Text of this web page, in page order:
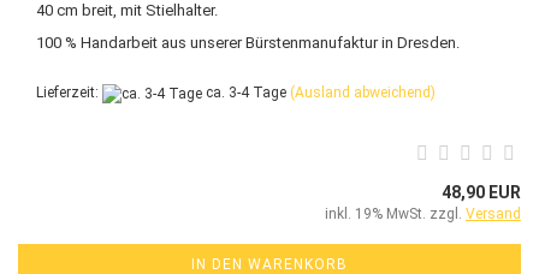
40 cm breit, mit Stielhalter.
100 % Handarbeit aus unserer Bürstenmanufaktur in Dresden.
Lieferzeit: ca. 3-4 Tage (Ausland abweichend)
48,90 EUR
inkl. 19% MwSt. zzgl. Versand
IN DEN WARENKORB